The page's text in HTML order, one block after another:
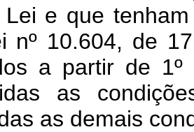
Lei e que
nº 10.604, de
a partir de
as
as demais